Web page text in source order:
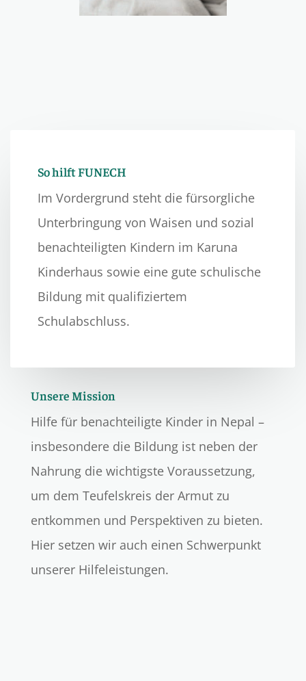
So hilft FUNECH
Im Vordergrund steht die fürsorgliche
Unterbringung von Waisen und sozial
benachteiligten Kindern im Karuna
Kinderhaus sowie eine gute schulische
Bildung mit qualifiziertem
Schulabschluss.
Unsere Mission
Hilfe für benachteiligte Kinder in Nepal –
insbesondere die Bildung ist neben der
Nahrung die wichtigste Voraussetzung,
um dem Teufelskreis der Armut zu
entkommen und Perspektiven zu bieten.
Hier setzen wir auch einen Schwerpunkt
unserer Hilfeleistungen.